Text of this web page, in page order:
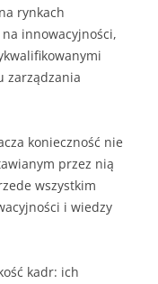
rynkach
innowacyjności,
zarządzania
konieczność nie
przez nią
wszystkim
i wiedzy
kadr: ich